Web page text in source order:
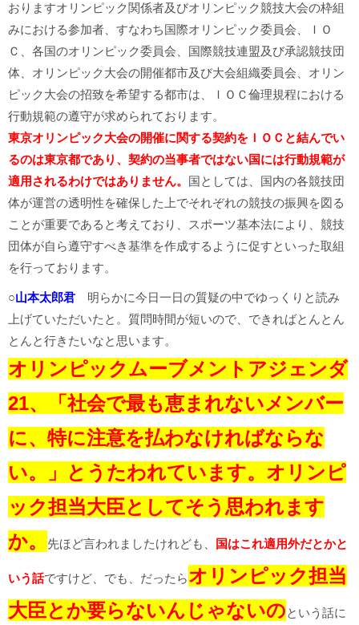
おりますオリンピック関係者及びオリンピック競技大会の枠組
みにおける参加者、すなわち国際オリンピック委員会、ＩＯ
Ｃ、各国のオリンピック委員会、国際競技連盟及び承認競技団
体、オリンピック大会の開催都市及び大会組織委員会、オリン
ピック大会の招致を希望する都市は、ＩＯＣ倫理規程における
行動規範の遵守が求められております。
東京オリンピック大会の開催に関する契約をＩＯＣと結んでい
るのは東京都であり、契約の当事者ではない国には行動規範が
適用されるわけではありません。 国としては、国内の各競技団
体が運営の透明性を確保した上でそれぞれの競技の振興を図る
ことが重要であると考えており、スポーツ基本法により、競技
団体が自ら遵守すべき基準を作成するように促すといった取組
を行っております。
○山本太郎君 明らかに今日一日の質疑の中でゆっくりと読み
上げていただいたと。質問時間が短いので、できればとんとん
とんと行きたいなと思います。
オリンピックムーブメントアジェンダ
21、「社会で最も恵まれないメンバー
に、特に注意を払わなければならな
い。」とうたわれています。オリンピ
ック担当大臣としてそう思われます
か。
先ほど言われましたけれども、 国はこれ適用外だとかと
いう話ですけど、でも、だったらオリンピック担当
大臣とか要らないんじゃないのという話に